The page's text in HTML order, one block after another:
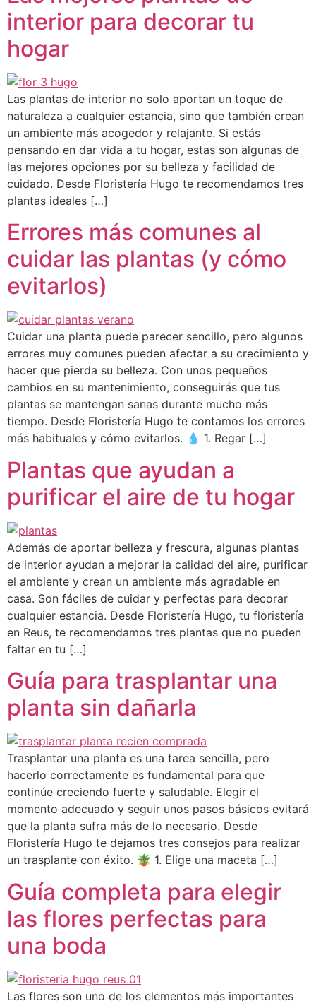
interior para decorar tu
hogar
Las plantas de interior no solo aportan un toque de
naturaleza a cualquier estancia, sino que también crean
un ambiente más acogedor y relajante. Si estás
pensando en dar vida a tu hogar, estas son algunas de
las mejores opciones por su belleza y facilidad de
cuidado. Desde Floristería Hugo te recomendamos tres
plantas ideales […]
Errores más comunes al
cuidar las plantas (y cómo
evitarlos)
Cuidar una planta puede parecer sencillo, pero algunos
errores muy comunes pueden afectar a su crecimiento y
hacer que pierda su belleza. Con unos pequeños
cambios en su mantenimiento, conseguirás que tus
plantas se mantengan sanas durante mucho más
tiempo. Desde Floristería Hugo te contamos los errores
más habituales y cómo evitarlos. 💧 1. Regar […]
Plantas que ayudan a
purificar el aire de tu hogar
Además de aportar belleza y frescura, algunas plantas
de interior ayudan a mejorar la calidad del aire, purificar
el ambiente y crean un ambiente más agradable en
casa. Son fáciles de cuidar y perfectas para decorar
cualquier estancia. Desde Floristería Hugo, tu floristería
en Reus, te recomendamos tres plantas que no pueden
faltar en tu […]
Guía para trasplantar una
planta sin dañarla
Trasplantar una planta es una tarea sencilla, pero
hacerlo correctamente es fundamental para que
continúe creciendo fuerte y saludable. Elegir el
momento adecuado y seguir unos pasos básicos evitará
que la planta sufra más de lo necesario. Desde
Floristería Hugo te dejamos tres consejos para realizar
un trasplante con éxito. 🪴 1. Elige una maceta […]
Guía completa para elegir
las flores perfectas para
una boda
Las flores son uno de los elementos más importantes